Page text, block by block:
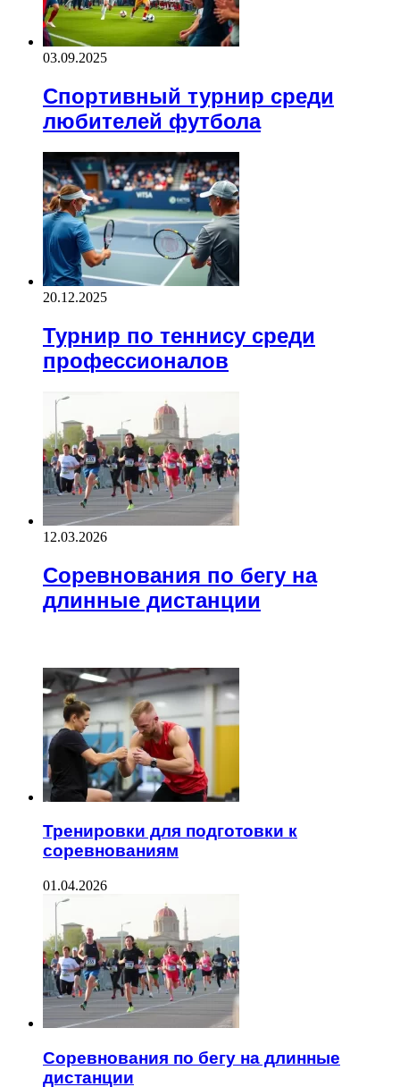
03.09.2025
Спортивный турнир среди
любителей футбола
20.12.2025
Турнир по теннису среди
профессионалов
12.03.2026
Соревнования по бегу на
длинные дистанции
Тренировки для подготовки к
соревнованиям
01.04.2026
Соревнования по бегу на длинные
дистанции